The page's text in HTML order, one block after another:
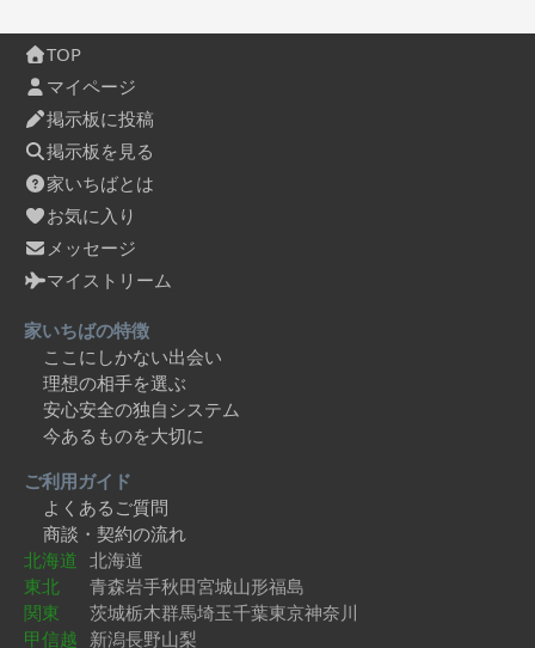
TOP
マイページ
掲示板に投稿
掲示板を見る
家いちばとは
お気に入り
メッセージ
マイストリーム
家いちばの特徴
ここにしかない出会い
理想の相手を選ぶ
安心安全の独自システム
今あるものを大切に
ご利用ガイド
よくあるご質問
商談・契約の流れ
北海道 北海道
東北
青森岩手秋田宮城山形福島
関東
茨城栃木群馬埼玉千葉東京神奈川
甲信越 新潟長野山梨